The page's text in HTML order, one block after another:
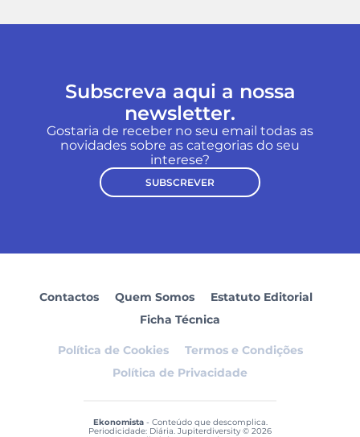
Subscreva aqui a nossa
newsletter.
Gostaria de receber no seu email todas as
novidades sobre as categorias do seu
interese?
SUBSCREVER
Contactos Quem Somos
Estatuto Editorial
Ficha Técnica
Política de Cookies
Termos e Condições
Política de Privacidade
Ekonomista- Conteúdo que descomplica.
Periodicidade: Diária. Jupiterdiversity © 2026